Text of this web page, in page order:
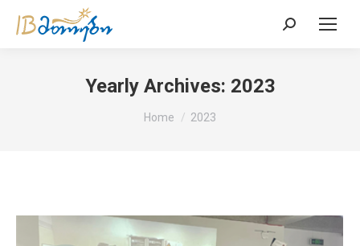
Search:
Yearly Archives: 2023
You are here:
Home 2023